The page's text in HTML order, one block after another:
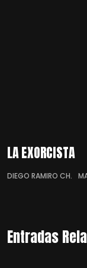
LA EXORCISTA
DIEGO RAMIRO CH.
Entradas